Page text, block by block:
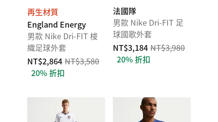
再生材質
England Energy
男款 Nike Dri-FIT 梭
織足球外套
NT$2,864 NT$3,580
20% 折扣
法國隊
男款 Nike Dri-FIT 足
球國歌外套
NT$3,184 NT$3,980
20% 折扣